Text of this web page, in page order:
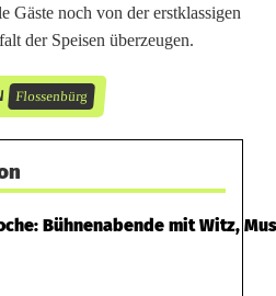
Gäste noch von der erstklassigen
der Speisen überzeugen.
Flossenbürg